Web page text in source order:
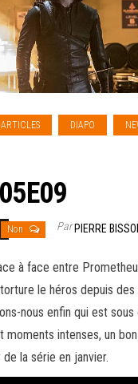
ARTICLES DIAPO
Non ParPIERRE
à face entre
le héros depuis
nous enfin qui est
moments intenses, un
la série en janvier.